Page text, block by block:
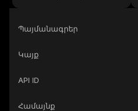
Պայմանագրեր
Կայք
API ID
Համայնք